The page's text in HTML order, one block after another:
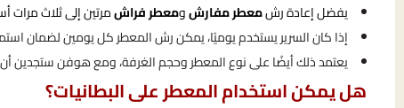
يفضل إعادة رشمعطر مفارشومعطر فراشمرتين إلى ثلاث مرات
إذا كان السرير يستخدم يوميًا، يمكن رش المعطر كل يومين لضمان
يعتمد ذلك أيضًا على نوع المعطر وحجم الغرفة، ومع هوفن ستجدين أن
هل يمكن استخدام المعطر على البطانيات؟